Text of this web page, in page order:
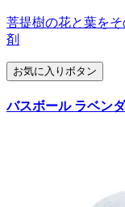
菩提樹の花と葉を
剤
お気に入りボタン
バスボール ラベン